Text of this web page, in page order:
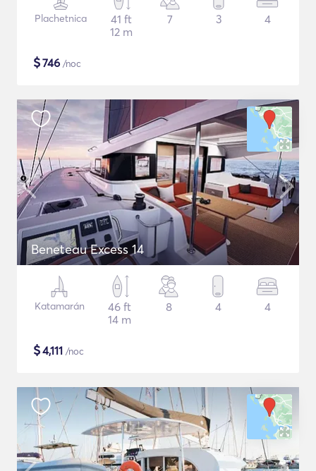
Plachetnica
41 ft
12 m
7 3 4
$746 /noc
Beneteau Excess 14
Katamarán
46 ft
14 m
8 4 4
$4,111 /noc